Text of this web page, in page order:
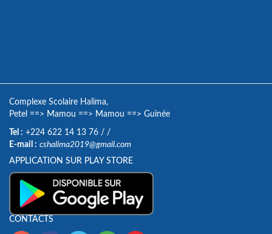
Complexe Scolaire Halima,
Petel ==> Mamou ==> Mamou ==> Guinée
Tel : +224 622 14 13 76 / /
E-mail : cshalima2019@gmail.com
APPLICATION SUR PLAY STORE
CONTACTS